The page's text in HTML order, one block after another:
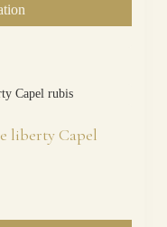
liberty Capel